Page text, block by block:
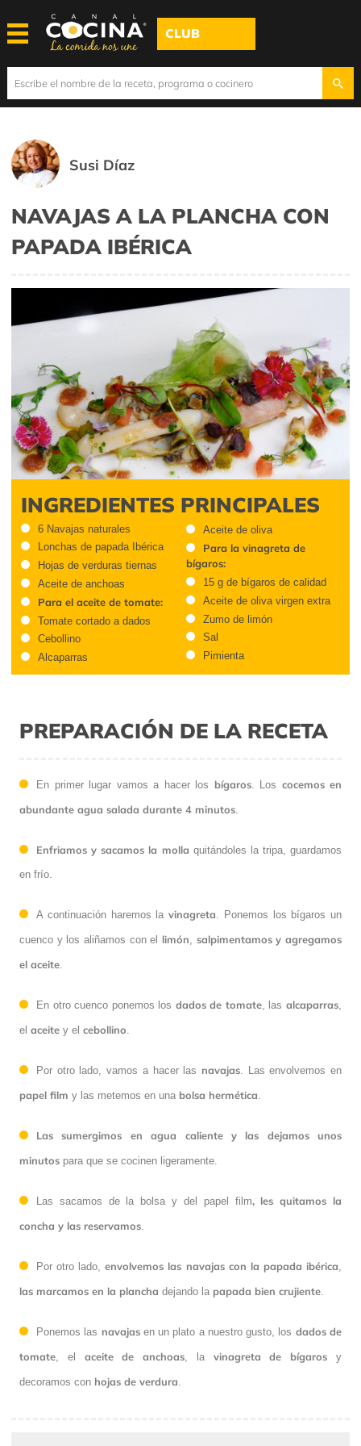
CLUB
Susi Díaz
NAVAJAS A LA PLANCHA CON
PAPADA IBÉRICA
INGREDIENTES PRINCIPALES
6 Navajas naturales
Lonchas de papada Ibérica
Hojas de verduras tiernas
Aceite de anchoas
Para el aceite de tomate:
Tomate cortado a dados
Cebollino
Alcaparras
Aceite de oliva
Para la vinagreta de
bígaros:
15 g de bígaros de calidad
Aceite de oliva virgen extra
Zumo de limón
Sal
Pimienta
PREPARACIÓN DE LA RECETA
En primer lugar vamos a hacer los bígaros. Los cocemos en
abundante agua salada durante 4 minutos.
Enfriamos y sacamos la molla quitándoles la tripa, guardamos
en frío.
A continuación haremos la vinagreta. Ponemos los bígaros un
cuenco y los aliñamos con el limón, salpimentamos y agregamos
el aceite.
En otro cuenco ponemos los dados de tomate, lasalcaparras,
el aceite y el cebollino.
Por otro lado, vamos a hacer las navajas. Las envolvemos en
papel film y las metemos en una bolsa hermética.
Las sumergimos en agua caliente y las dejamos unos
minutos para que se cocinen ligeramente.
Las sacamos de la bolsa y del papel film, les quitamos la
concha y las reservamos.
Por otro lado,envolvemos las navajas con la papada ibérica,
las marcamos en la plancha dejando la papada bien crujiente.
Ponemos las navajasen un plato a nuestro gusto, los dados de
tomate, el aceite de anchoas, la vinagreta de bígaros y
decoramos con hojas de verdura.